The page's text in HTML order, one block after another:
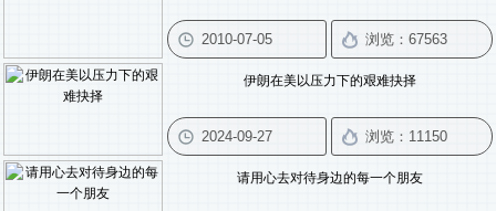
伊朗在美以压力下的艰难抉择
请用心去对待身边的每一个朋友